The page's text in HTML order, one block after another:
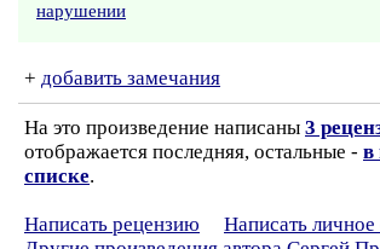
нарушении
+ добавить замечания
На это произведение написаны 3
отображается последняя, остальные - в
списке.
Написать рецензию
Написать